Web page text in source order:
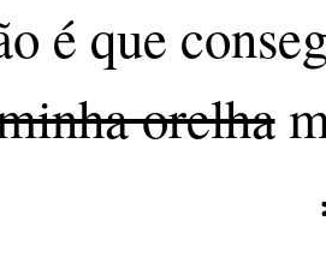
é que
orelha